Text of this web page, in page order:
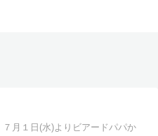
７月１日(水)よりビアードパパか